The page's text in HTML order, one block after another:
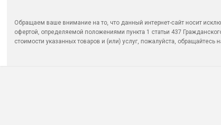
Обращаем ваше внимание на то, что данный интернет-сайт носит
офертой, определяемой положениями пункта 1 статьи 437
стоимости указанных товаров и (или) услуг, пожалуйста, обращайтесь